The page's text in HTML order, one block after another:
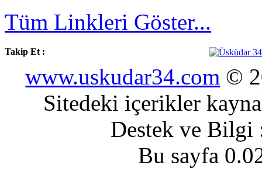
Tüm Linkleri Göster...
Takip Et :
www.uskudar34.com ©
Sitedeki içerikler
Destek ve
Bu sayfa